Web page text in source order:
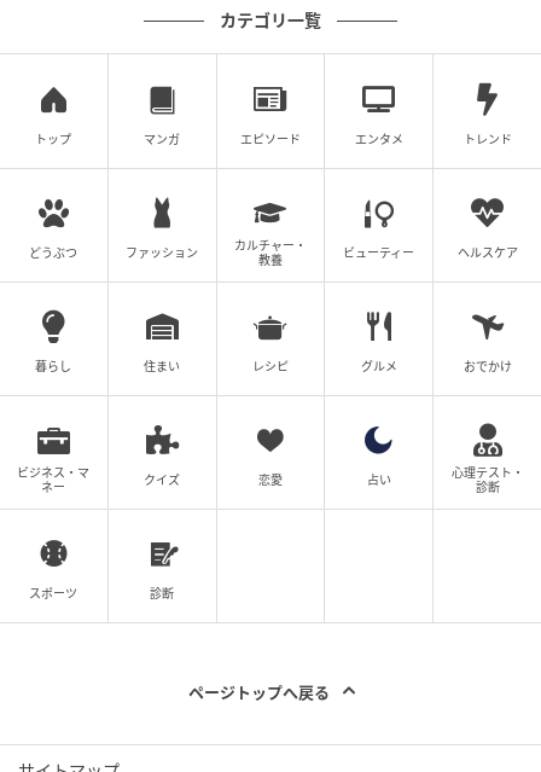
カテゴリ一覧
トップ マンガ エピソード エンタメ トレンド
どうぶつ ファッション
カルチャー・
教養
ビューティー ヘルスケア
暮らし 住まい レシピ グルメ おでかけ
ビジネス・マ
ネー
クイズ 恋愛 占い
心理テスト・
診断
スポーツ 診断
ページトップへ戻る